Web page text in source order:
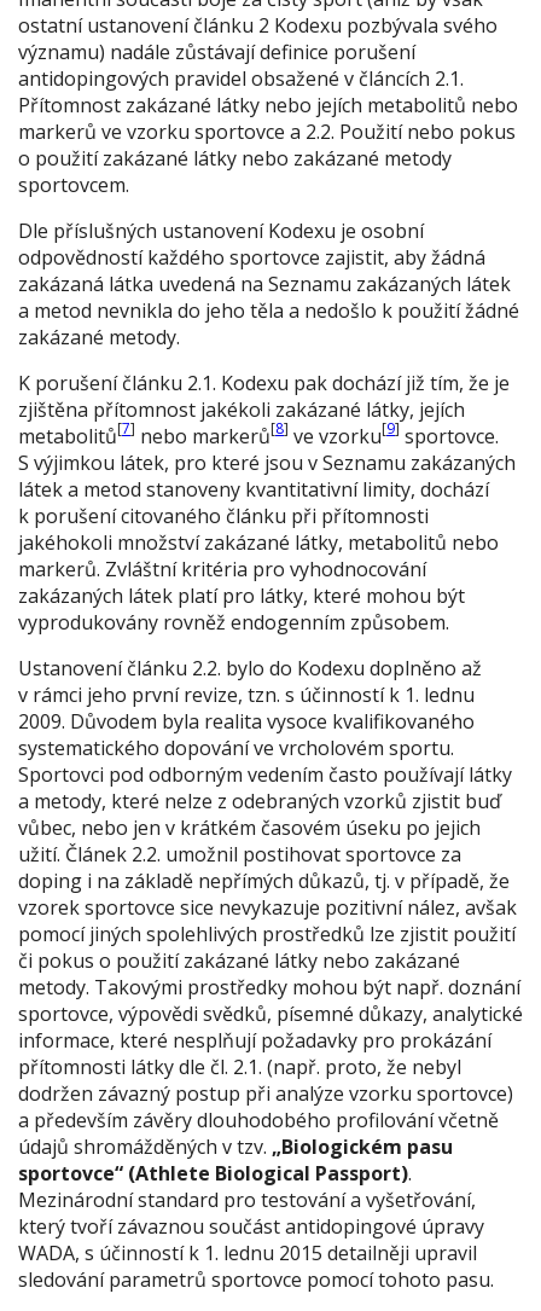
ostatní ustanovení článku 2 Kodexu pozbývala svého
významu) nadále zůstávají definice porušení
antidopingových pravidel obsažené v článcích 2.1.
Přítomnost zakázané látky nebo jejích metabolitů nebo
markerů ve vzorku sportovce a 2.2. Použití nebo pokus
o použití zakázané látky nebo zakázané metody
sportovcem.
Dle příslušných ustanovení Kodexu je osobní
odpovědností každého sportovce zajistit, aby žádná
zakázaná látka uvedená na Seznamu zakázaných látek
a metod nevnikla do jeho těla a nedošlo k použití žádné
zakázané metody.
K porušení článku 2.1. Kodexu pak dochází již tím, že je
zjištěna přítomnost jakékoli zakázané látky, jejích
metabolitů[7] nebo markerů[8] ve vzorku[9] sportovce.
S výjimkou látek, pro které jsou v Seznamu zakázaných
látek a metod stanoveny kvantitativní limity, dochází
k porušení citovaného článku při přítomnosti
jakéhokoli množství zakázané látky, metabolitů nebo
markerů. Zvláštní kritéria pro vyhodnocování
zakázaných látek platí pro látky, které mohou být
vyprodukovány rovněž endogenním způsobem.
Ustanoveníčlánku 2.2. bylo do Kodexu doplněno až
v rámci jeho první revize, tzn. s účinností k 1. lednu
2009. Důvodem byla realita vysoce kvalifikovaného
systematického dopování ve vrcholovém sportu.
Sportovci pod odborným vedením často používají látky
a metody, které nelze z odebraných vzorků zjistit buď
vůbec, nebo jen v krátkém časovém úseku po jejich
užití. Článek 2.2. umožnil postihovat sportovce za
doping i na základě nepřímých důkazů, tj. v případě, že
vzorek sportovce sice nevykazuje pozitivní nález, avšak
pomocí jiných spolehlivých prostředků lze zjistit použití
či pokus o použití zakázané látky nebo zakázané
metody. Takovými prostředky mohou být např. doznání
sportovce, výpovědi svědků, písemné důkazy, analytické
informace, které nesplňují požadavky pro prokázání
přítomnosti látky dle čl. 2.1. (např. proto, že nebyl
dodržen závazný postup při analýze vzorku sportovce)
a především závěry dlouhodobého profilování včetně
údajů shromážděných v tzv. „Biologickém pasu
sportovce“ (Athlete Biological Passport).
Mezinárodní standard pro testování a vyšetřování,
který tvoří závaznou součást antidopingové úpravy
WADA, s účinností k 1. lednu 2015 detailněji upravil
sledování parametrů sportovce pomocí tohoto pasu.